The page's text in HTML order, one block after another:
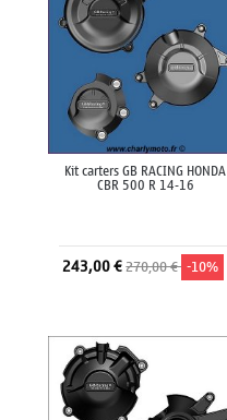
Kit carters GB RACING HONDA
CBR 500 R 14-16
243,00 €270,00 € -10%